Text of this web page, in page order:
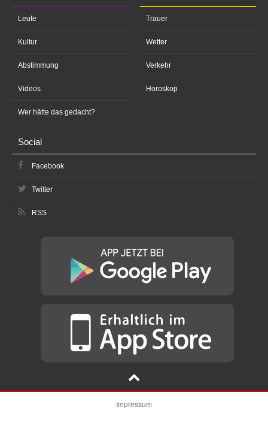
Leute
Kultur
Abstimmung
Videos
Wer hätte das gedacht?
Trauer
Wetter
Verkehr
Horoskop
Social
Facebook
Twitter
RSS
Impressum